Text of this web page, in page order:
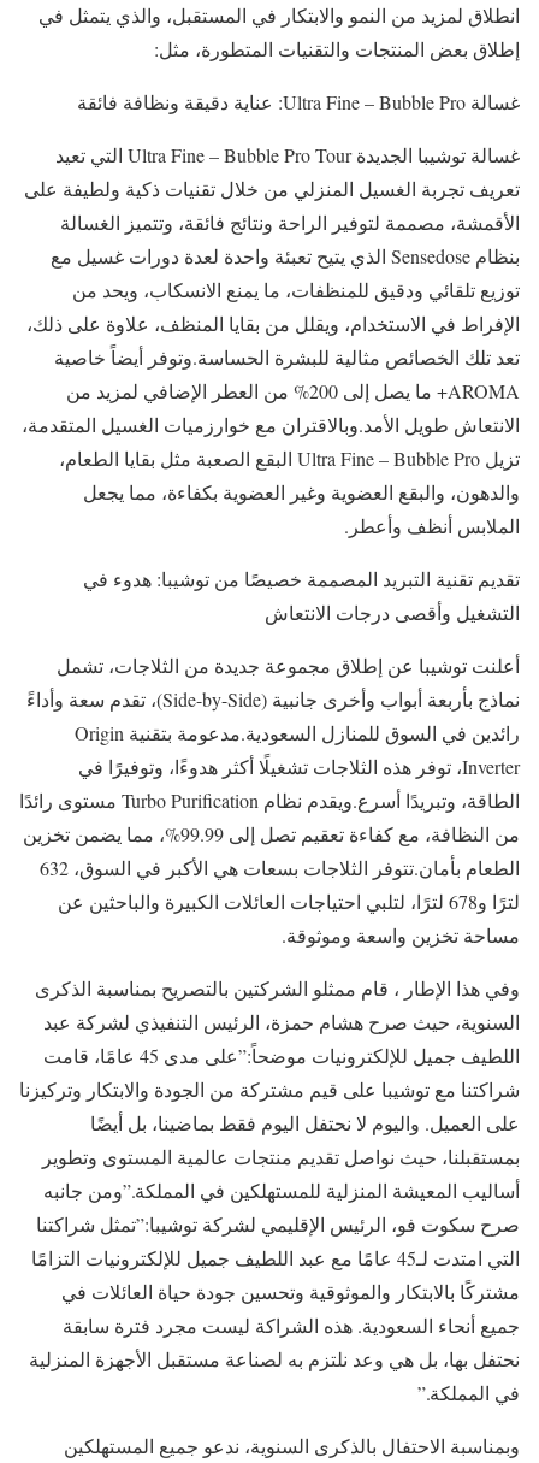
انطلاق لمزيد من النمو والابتكار في المستقبل، والذي يتمثل في
إطلاق بعض المنتجات والتقنيات المتطورة، مثل:
غسالة Ultra Fine – Bubble Pro: عناية دقيقة ونظافة فائقة
غسالة توشيبا الجديدة Ultra Fine – Bubble Pro Tour التي تعيد
تعريف تجربة الغسيل المنزلي من خلال تقنيات ذكية ولطيفة على
الأقمشة، مصممة لتوفير الراحة ونتائج فائقة، وتتميز الغسالة
بنظام Sensedose الذي يتيح تعبئة واحدة لعدة دورات غسيل مع
توزيع تلقائي ودقيق للمنظفات، ما يمنع الانسكاب، ويحد من
الإفراط في الاستخدام، ويقلل من بقايا المنظف، علاوة على ذلك،
تعد تلك الخصائص مثالية للبشرة الحساسة. وتوفر أيضاً خاصية
AROMA+ ما يصل إلى 200% من العطر الإضافي لمزيد من
الانتعاش طويل الأمد. وبالاقتران مع خوارزميات الغسيل المتقدمة،
تزيل Ultra Fine – Bubble Pro البقع الصعبة مثل بقايا الطعام،
والدهون، والبقع العضوية وغير العضوية بكفاءة، مما يجعل
الملابس أنظف وأعطر.
تقديم تقنية التبريد المصممة خصيصًا من توشيبا: هدوء في
التشغيل وأقصى درجات الانتعاش
أعلنت توشيبا عن إطلاق مجموعة جديدة من الثلاجات، تشمل
نماذج بأربعة أبواب وأخرى جانبية (Side-by-Side)، تقدم سعة وأداءً
رائدين في السوق للمنازل السعودية. مدعومة بتقنية Origin
Inverter، توفر هذه الثلاجات تشغيلًا أكثر هدوءًا، وتوفيرًا في
الطاقة، وتبريدًا أسرع. ويقدم نظام Turbo Purification مستوى رائدًا
من النظافة، مع كفاءة تعقيم تصل إلى 99.99%، مما يضمن تخزين
الطعام بأمان. تتوفر الثلاجات بسعات هي الأكبر في السوق، 632
لترًا و678 لترًا، لتلبي احتياجات العائلات الكبيرة والباحثين عن
مساحة تخزين واسعة وموثوقة.
وفي هذا الإطار ، قام ممثلو الشركتين بالتصريح بمناسبة الذكرى
السنوية، حيث صرح هشام حمزة، الرئيس التنفيذي لشركة عبد
اللطيف جميل للإلكترونيات موضحاً: ”على مدى 45 عامًا، قامت
شراكتنا مع توشيبا على قيم مشتركة من الجودة والابتكار وتركيزنا
على العميل. واليوم لا نحتفل اليوم فقط بماضينا، بل أيضًا
بمستقبلنا، حيث نواصل تقديم منتجات عالمية المستوى وتطوير
أساليب المعيشة المنزلية للمستهلكين في المملكة.”ومن جانبه
صرح سكوت فو، الرئيس الإقليمي لشركة توشيبا: ”تمثل شراكتنا
التي امتدت لـ45 عامًا مع عبد اللطيف جميل للإلكترونيات التزامًا
مشتركًا بالابتكار والموثوقية وتحسين جودة حياة العائلات في
جميع أنحاء السعودية. هذه الشراكة ليست مجرد فترة سابقة
نحتفل بها، بل هي وعد نلتزم به لصناعة مستقبل الأجهزة المنزلية
في المملكة.”
وبمناسبة الاحتفال بالذكرى السنوية، ندعو جميع المستهلكين